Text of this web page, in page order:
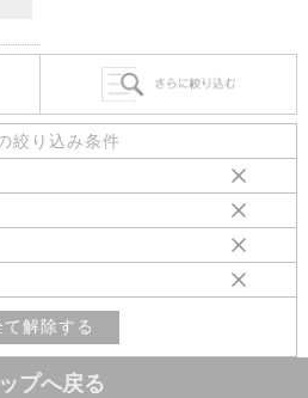
絞り込み条件
て解除する
ップへ戻る